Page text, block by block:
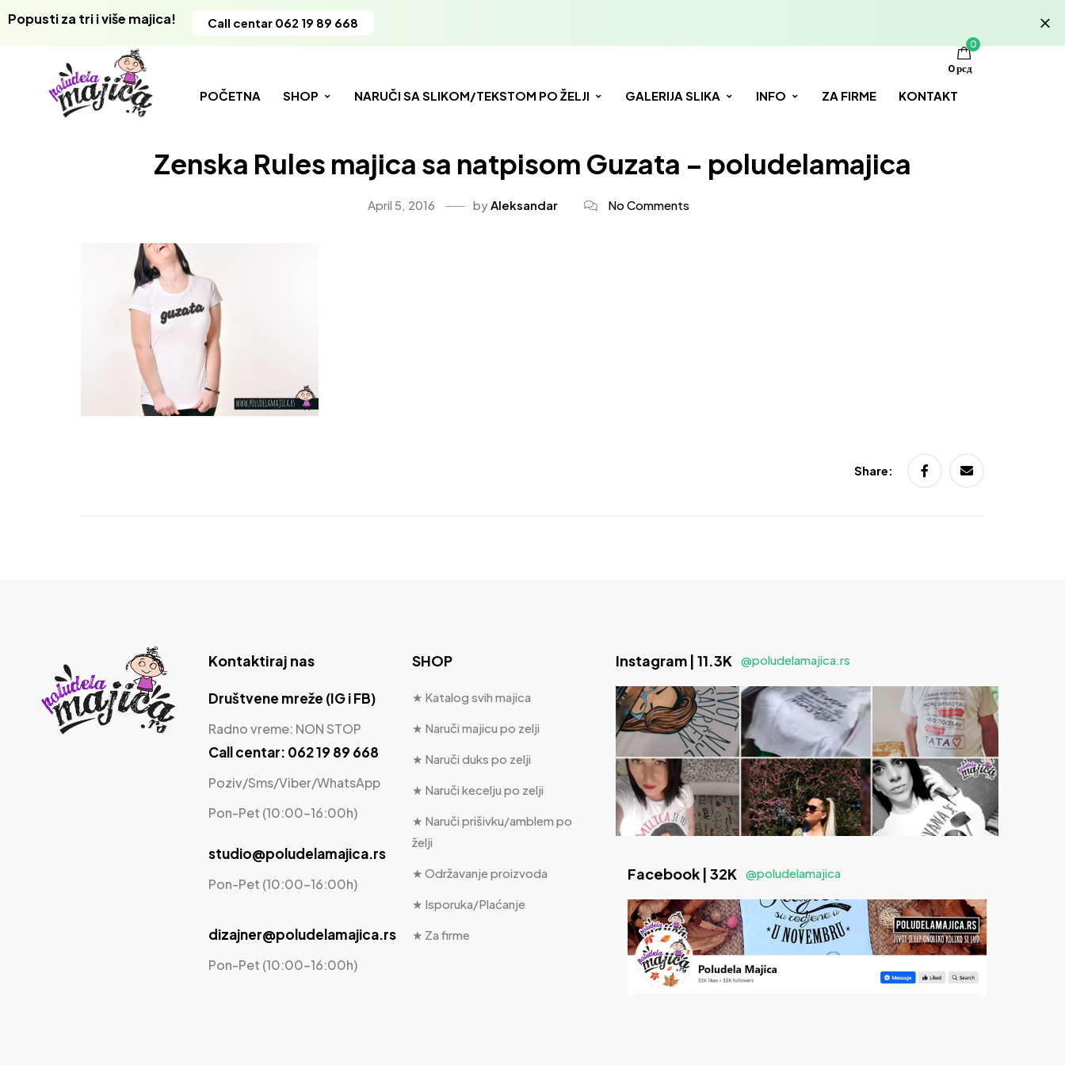
Popusti za tri i više majica! Call centar 062 19 89 668
POČETNA SHOP NARUČI SA SLIKOM/TEKSTOM PO ŽELJI GALERIJA SLIKA INFO ZA FIRME KONTAKT
0
0рсд
Zenska Rules majica sa natpisom Guzata – poludelamajica
April 5, 2016 byAleksandar No Comments
Share:
Kontaktiraj nas
Društvene mreže (IG i FB)
Radno vreme: NON STOP
Call centar: 062 19 89 668
Poziv/Sms/Viber/WhatsApp
Pon-Pet (10:00-16:00h)
studio@poludelamajica.rs
Pon-Pet (10:00-16:00h)
dizajner@poludelamajica.rs
Pon-Pet (10:00-16:00h)
SHOP
★ Katalog svih majica
★ Naruči majicu po zelji
★ Naruči duks po zelji
★ Naruči kecelju po zelji
★ Naruči prišivku/amblem po
želji
★ Održavanje proizvoda
★ Isporuka/Plaćanje
★ Za firme
Instagram | 11.3K @poludelamajica.rs
Facebook | 32K @poludelamajica